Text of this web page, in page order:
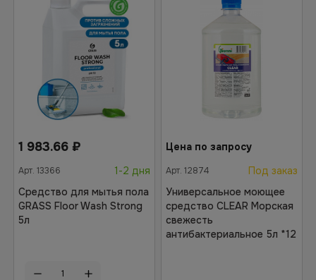
1 983.66 ₽
Арт. 13366
1-2 дня
Средство для мытья пола
GRASS Floor Wash Strong
5л
Цена по запросу
Арт. 12874
Под заказ
Универсальное моющее
средство CLEAR Морская
свежесть
антибактериальное 5л *12